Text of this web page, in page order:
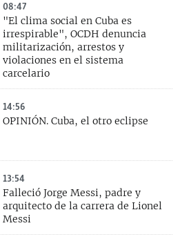
08:47
"El clima social en Cuba es
irrespirable", OCDH denuncia
militarización, arrestos y
violaciones en el sistema
carcelario
14:56
OPINIÓN. Cuba, el otro eclipse
13:54
Falleció Jorge Messi, padre y
arquitecto de la carrera de Lionel
Messi